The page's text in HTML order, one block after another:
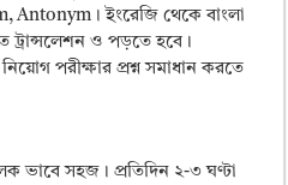
Antonym। ইংরেজি থেকে বাংলা
ট্রান্সলেশন ও পড়তে হবে।
পরীক্ষার প্রশ্ন সমাধান করতে
ভাবে সহজ। প্রতিদিন ২-৩ ঘণ্টা